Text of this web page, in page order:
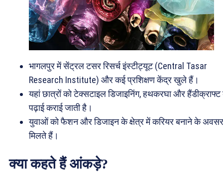
भागलपुर में सेंट्रल टसर रिसर्च इंस्टीट्यूट (Central Tasar
Research Institute) और कई प्रशिक्षण केंद्र खुले हैं।
यहां छात्रों को टेक्सटाइल डिजाइनिंग, हथकरघा और हैंडीक्राफ्ट
पढ़ाई कराई जाती है।
युवाओं को फैशन और डिजाइन के क्षेत्र में करियर बनाने के अवसर
मिलते हैं।
क्या कहते हैं आंकड़े?